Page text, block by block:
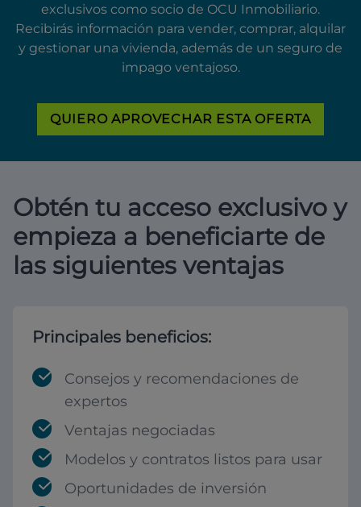
exclusivos como socio de OCU Inmobiliario.
Recibirás información para vender, comprar, alquilar
y gestionar una vivienda, además de un seguro de
impago ventajoso.
QUIERO APROVECHAR ESTA OFERTA
Obtén tu acceso exclusivo y
empieza a beneficiarte de
las siguientes ventajas
Principales beneficios:
Consejos y recomendaciones de
expertos
Ventajas negociadas
Modelos y contratos listos para usar
Oportunidades de inversión